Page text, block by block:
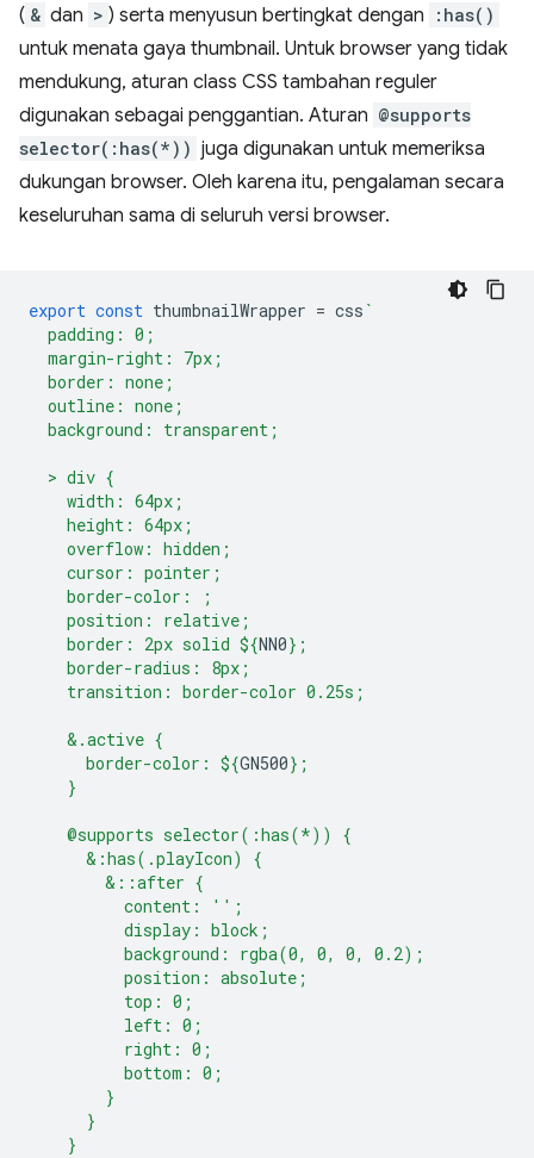
( & dan > ) serta menyusun bertingkat dengan :has()
untuk menata gaya thumbnail. Untuk browser yang tidak
mendukung, aturan class CSS tambahan reguler
digunakan sebagai penggantian. Aturan @supports
selector(:has(*)) juga digunakan untuk memeriksa
dukungan browser. Oleh karena itu, pengalaman secara
keseluruhan sama di seluruh versi browser.
export const thumbnailWrapper = css `
  padding: 0;
  margin-right: 7px;
  border: none;
  outline: none;
  background: transparent;
  > div {
    width: 64px;
    height: 64px;
    overflow: hidden;
    cursor: pointer;
    border-color: ;
    position: relative;
    border: 2px solid
${NN0} ;
    border-radius: 8px;
    transition: border-color 0.25s;
    &.active {
      border-color:
${GN500} ;
    }
    @supports selector(:has(*)) {
      &:has(.playIcon) {
        &::after {
          content: '';
          display: block;
          background: rgba(0, 0, 0, 0.2);
          position: absolute;
          top: 0;
          left: 0;
          right: 0;
          bottom: 0;
        }
      }
    }